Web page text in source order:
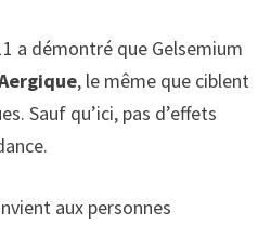
a démontré que Gelsemium
, le même que ciblent
Sauf qu’ici, pas d’effets
aux personnes